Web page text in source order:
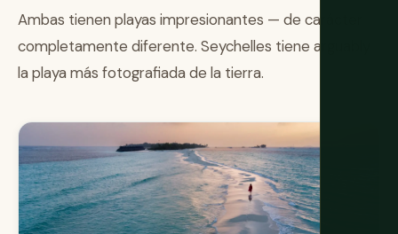
Ambas tienen playas impresionantes — de carácter
completamente diferente. Seychelles tiene arguably
la playa más fotografiada de la tierra.